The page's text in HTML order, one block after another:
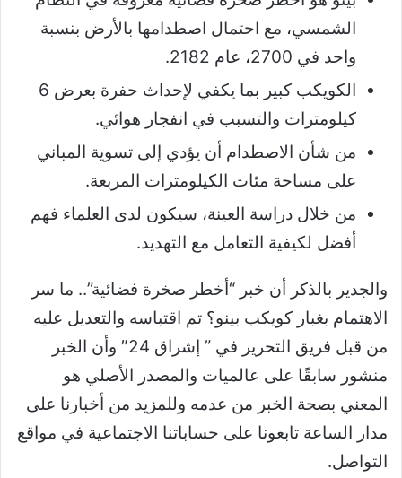
الشمسي، مع احتمال اصطدامها بالأرض بنسبة
واحد في 2700، عام 2182.
الكويكب كبير بما يكفي لإحداث حفرة بعرض 6
كيلومترات والتسبب في انفجار هوائي.
من شأن الاصطدام أن يؤدي إلى تسوية المباني
على مساحة مئات الكيلومترات المربعة.
من خلال دراسة العينة، سيكون لدى العلماء فهم
أفضل لكيفية التعامل مع التهديد.
والجدير بالذكر أن خبر “أخطر صخرة فضائية”.. ما سر
الاهتمام بغبار كويكب بينو؟ تم اقتباسه والتعديل عليه
من قبل فريق التحرير في ” إشراق 24″ وأن الخبر
منشور سابقًا على عالميات والمصدر الأصلي هو
المعني بصحة الخبر من عدمه وللمزيد من أخبارنا على
مدار الساعة تابعونا على حساباتنا الاجتماعية في مواقع
التواصل.